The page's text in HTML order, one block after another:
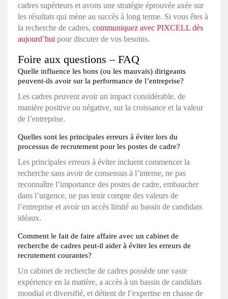
cadres supérieurs et avons une stratégie éprouvée axée sur
les résultats qui mène au succès à long terme. Si vous êtes à
la recherche de cadres, communiquez avec PIXCELL dès
aujourd’hui pour discuter de vos besoins.
Foire aux questions – FAQ
Quelle influence les bons (ou les mauvais) dirigeants
peuvent-ils avoir sur la performance de l’entreprise?
Les cadres peuvent avoir un impact considérable, de
manière positive ou négative, sur la croissance et la valeur
de l’entreprise.
Quelles sont les principales erreurs à éviter lors du
processus de recrutement pour les postes de cadre?
Les principales erreurs à éviter incluent commencer la
recherche sans avoir de consensus à l’interne, ne pas
reconnaître l’importance des postes de cadre, embaucher
dans l’urgence, ne pas tenir compte des valeurs de
l’entreprise et avoir un accès limité au bassin de candidats
idéaux.
Comment le fait de faire affaire avec un cabinet de
recherche de cadres peut-il aider à éviter les erreurs de
recrutement courantes?
Un cabinet de recherche de cadres possède une vaste
expérience en la matière, a accès à un bassin de candidats
mondial et diversifié, et détient de l’expertise en chasse de